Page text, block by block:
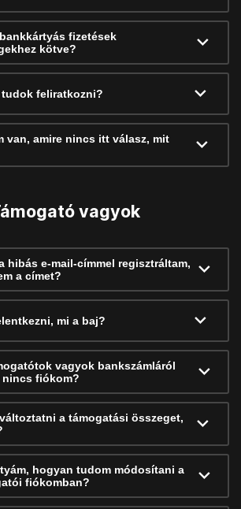
fizetések
kötve?
feliratkozni?
van, amire nincs itt válasz, mit
vagyok
hibás e-mail-címmel regisztráltam,
a címet?
mi a baj?
vagyok bankszámláról
fiókom?
a támogatási összeget,
hogyan tudom módosítani a
fiókomban?